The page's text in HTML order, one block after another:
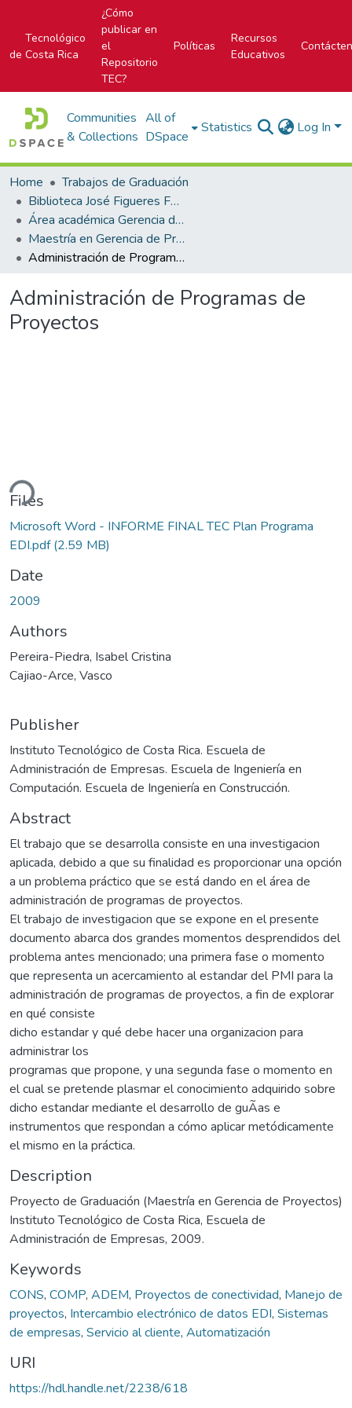
Tecnológico
de Costa Rica
¿Cómo
publicar en
el
Repositorio
TEC?
Políticas
Recursos
Educativos
Communities
& Collections
All of
DSpace
Statistics Log In
Home
Trabajos de Graduación
Biblioteca José Figueres Ferrer
Área académica Gerencia de Proyectos
Maestría en Gerencia de Proyectos
Administración de Programas de Proyectos
Administración de Programas de
Proyectos
Files
Microsoft Word - INFORME FINAL TEC Plan Programa
EDI.pdf(2.59 MB)
Date
2009
Authors
Pereira-Piedra, Isabel Cristina
Cajiao-Arce, Vasco
Publisher
Instituto Tecnológico de Costa Rica. Escuela de
Administración de Empresas. Escuela de Ingeniería en
Computación. Escuela de Ingeniería en Construcción.
Abstract
El trabajo que se desarrolla consiste en una investigacion
aplicada, debido a que su finalidad es proporcionar una opción
a un problema práctico que se está dando en el área de
administración de programas de proyectos.
El trabajo de investigacion que se expone en el presente
documento abarca dos grandes momentos desprendidos del
problema antes mencionado; una primera fase o momento
que representa un acercamiento al estandar del PMI para la
administración de programas de proyectos, a fin de explorar
en qué consiste
dicho estandar y qué debe hacer una organizacion para
administrar los
programas que propone, y una segunda fase o momento en
el cual se pretende plasmar el conocimiento adquirido sobre
dicho estandar mediante el desarrollo de guÃ­as e
instrumentos que respondan a cómo aplicar metódicamente
el mismo en la práctica.
Description
Proyecto de Graduación (Maestría en Gerencia de Proyectos)
Instituto Tecnológico de Costa Rica, Escuela de
Administración de Empresas, 2009.
Keywords
CONS, COMP, ADEM, Proyectos de conectividad, Manejo de
proyectos, Intercambio electrónico de datos EDI, Sistemas
de empresas, Servicio al cliente, Automatización
URI
https://hdl.handle.net/2238/618